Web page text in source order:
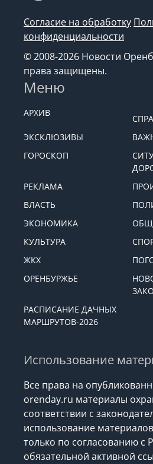
Согласие на обработку
конфиденциальности
© 2008-2026 Новости
права защищены.
Меню
АРХИВ
ЭКСКЛЮЗИВЫ
ГОРОСКОП
РЕКЛАМА
ВЛАСТЬ
ЭКОНОМИКА
КУЛЬТУРА
ЖКХ
ОРЕНБУРЖЬЕ
РАСПИСАНИЕ ДАЧНЫХ
МАРШРУТОВ-2026
Использование
Все права на
orenday.ru материалы
соответствии с
использование
только по согласованию с
обязательной активной